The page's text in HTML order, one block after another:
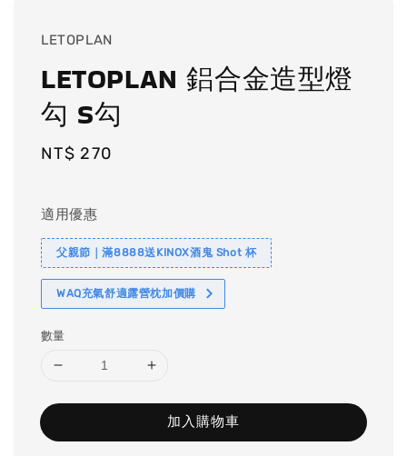
LETOPLAN
LETOPLAN 鋁合金造型燈
勾 S勾
Regular
NT$ 270
適用優惠
父親節｜滿8888送KINOX酒鬼 Shot 杯
WAQ充氣舒適露營枕加價購
數量
加入購物車